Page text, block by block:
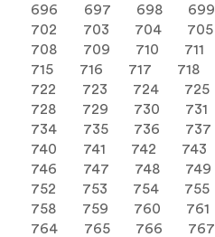
696
697 698 699
702
703 704 705
708
709 710 711
715
716 717 718
722
723 724 725
728
729 730 731
734
735 736 737
740
741 742 743
746
747 748 749
752
753 754 755
758
759 760 761
764
765 766 767